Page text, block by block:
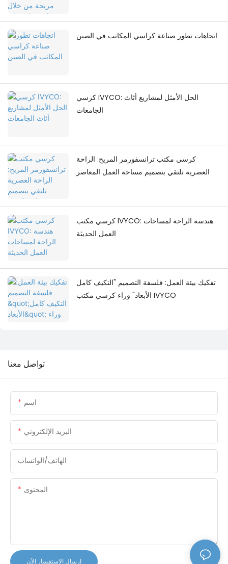
اتجاهات تطور صناعة كراسي المكاتب في الصين
كرسي IVYCO: الحل الأمثل لمشاريع أثاث
الجامعات
كرسي مكتب ترانسفورمر المريح: الراحة
العصرية تلتقي بتصميم مساحة العمل المعاصر
كرسي مكتب IVYCO: هندسة الراحة لمساحات
العمل الحديثة
تفكيك بيئة العمل: فلسفة التصميم "التكيف كامل
الأبعاد" وراء كرسي مكتب IVYCO
تواصل معنا
اسم
البريد الإلكتروني
الهاتف/الواتساب
المحتوى
إرسال الاستفسار الآن